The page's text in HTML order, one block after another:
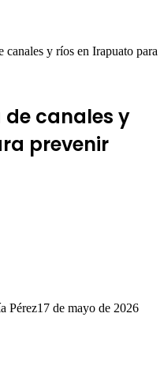
canales y ríos en Irapuato para
de canales y
prevenir
Pérez17 de mayo de 2026